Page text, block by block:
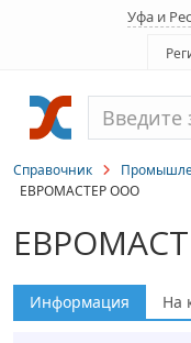
Уфа и
Справочник
ЕВРОМАСТЕР ООО
Информация На